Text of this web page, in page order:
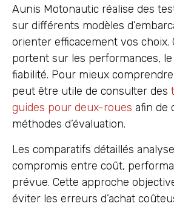
Aunis Motonautic réalise des
sur différents modèles
orienter efficacement vos choix.
portent sur les performances,
fiabilité. Pour mieux
peut être utile de consulter des
guides pour deux-roues afin de
méthodes d’évaluation.
Les comparatifs détaillés
compromis entre coût,
prévue. Cette approche
éviter les erreurs d’achat